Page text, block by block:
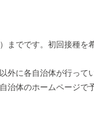
までです。初回接種を
外に各自治体が行って
治体のホームページで